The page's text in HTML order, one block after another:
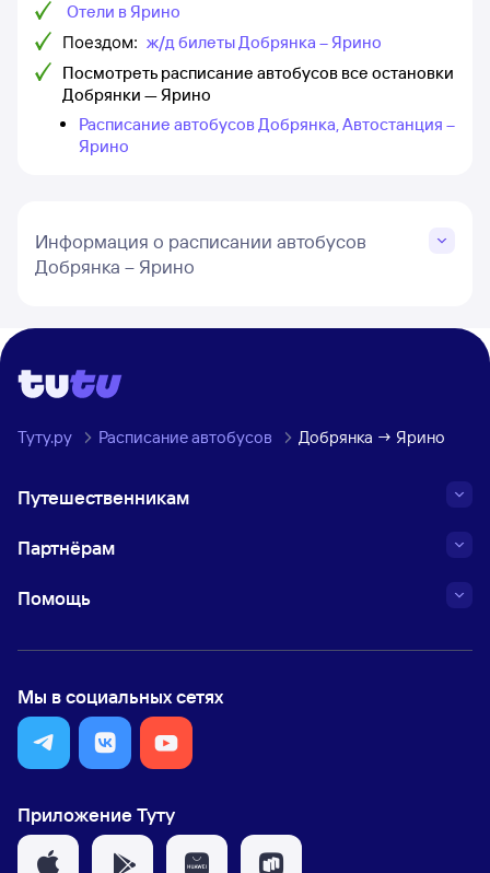
Отели в Ярино
Поездом: ж/д билеты Добрянка – Ярино
Посмотреть расписание автобусов все остановки
Добрянки — Ярино
Расписание автобусов Добрянка, Автостанция –
Ярино
Информация о расписании автобусов
Добрянка – Ярино
Туту.ру Расписание автобусов Добрянка → Ярино
Путешественникам
Партнёрам
Помощь
Мы в социальных сетях
Приложение Туту